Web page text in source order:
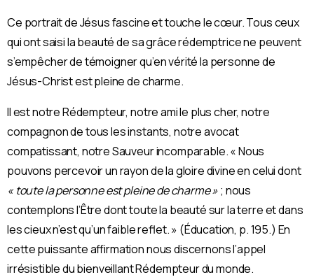
Ce portrait de Jésus fascine et touche le cœur. Tous ceux
qui ont saisi la beauté de sa grâce rédemptrice ne peuvent
s’empêcher de témoigner qu’en vérité la personne de
Jésus-Christ est pleine de charme.
Il est notre Rédempteur, notre ami le plus cher, notre
compagnon de tous les instants, notre avocat
compatissant, notre Sauveur incomparable. « Nous
pouvons percevoir un rayon de la gloire divine en celui dont
« toute la personne est pleine de charme »; nous
contemplons l’Être dont toute la beauté sur la terre et dans
les cieux n’est qu’un faible reflet. » (Éducation, p. 195.) En
cette puissante affirmation nous discernons l’appel
irrésistible du bienveillant Rédempteur du monde.